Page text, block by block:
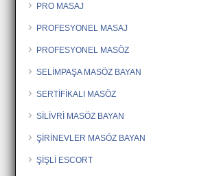
PRO MASAJ
PROFESYONEL MASAJ
PROFESYONEL MASÖZ
SELİMPAŞA MASÖZ BAYAN
SERTİFİKALI MASÖZ
SİLİVRİ MASÖZ BAYAN
ŞİRİNEVLER MASÖZ BAYAN
ŞİŞLİ ESCORT